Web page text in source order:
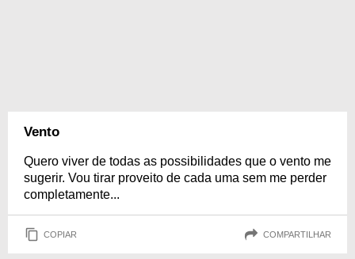
Vento
Quero viver de todas as possibilidades que o vento me
sugerir. Vou tirar proveito de cada uma sem me perder
completamente...
COPIAR COMPARTILHAR